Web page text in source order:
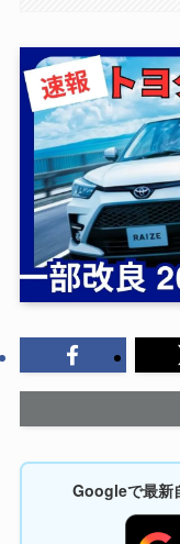
Googleで最新